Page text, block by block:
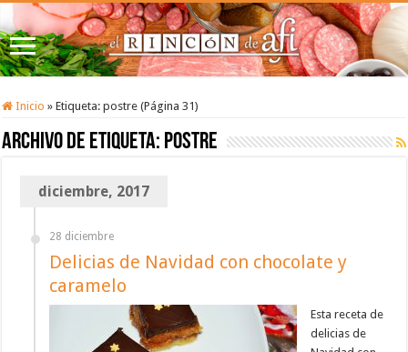
Inicio » Etiqueta:postre (Página 31)
Archivo de etiqueta: postre
diciembre, 2017
28 diciembre
Delicias de Navidad con chocolate y
caramelo
Esta receta de
delicias de